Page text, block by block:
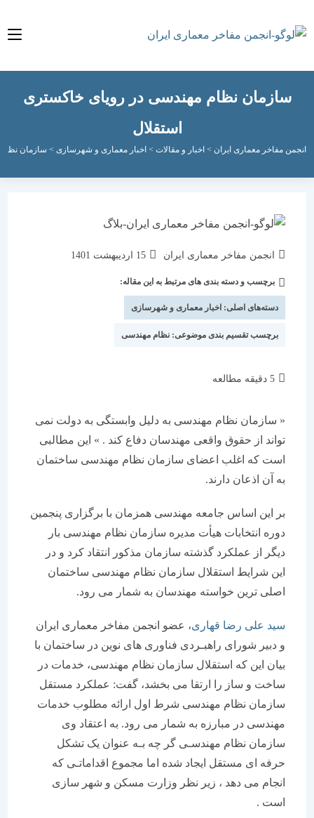
نظام مهندسی در رویای خاکستری
استقلال
مفاخر معماری ایران > اخبار و مقالات>اخبار معماری و شهرسازی>سازمان نظام
انجمن مفاخر معماری ایران
نوشته
شده
است:
15 اردیبهشت 1401
برچسب و دسته بندی های مرتبط به این مقاله:
دسته‌های اصلی:اخبار معماری و شهرسازی
برچسب تقسیم بندی موضوعی:نظام مهندسی
« سازمان نظام مهندسی به دلیل وابستگی به دولت نمی
تواند از حقوق واقعی مهندسان دفاع کند . » این مطالبی
است که اغلب اعضای سازمان نظام مهندسی ساختمان
به آن اذعان دارند.
بر این اساس جامعه مهندسی همزمان با برگزاری پنجمین
دوره انتخابات هیأت مدیره سازمان نظام مهندسی بار
دیگر از عملکرد گذشته سازمان مذکور انتقاد کرد و در
این شرایط استقلال سازمان نظام مهندسی ساختمان
اصلی ترین خواسته مهندسان به شمار می رود.
سید علی رضا قهاری، عضو انجمن مفاخر معماری ایران
و دبیر شورای راهبـردی فناوری های نوین در ساختمان با
بیان این که استقلال سازمان نظام مهندسی، خدمات در
ساخت و ساز را ارتقا می بخشد، گفت: عملکرد مستقل
سازمان نظام مهندسی شرط اول ارائه مطلوب خدمات
مهندسی در مبارزه به شمار می رود. به اعتقاد وی
سازمان نظام مهندسـی گر چه بـه عنوان یک تشکل
حرفه ای مستقل ایجاد شده اما مجموع اقداماتـی که
انجام می دهد ، زیر نظر وزارت مسکن و شهر سازی